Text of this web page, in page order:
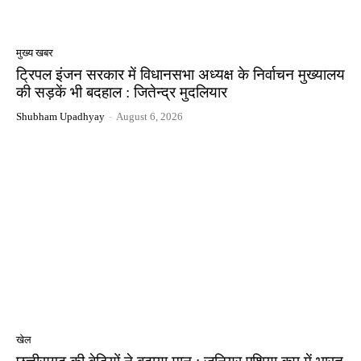
मुख्य खबर
ट्रिपल इंजन सरकार में विधानसभा अध्यक्ष के निर्वाचन मुख्यालय
की सड़कें भी बदहाल : जितेन्द्र मुदलियार
Shubham Upadhyay - August 6, 2026
खेल